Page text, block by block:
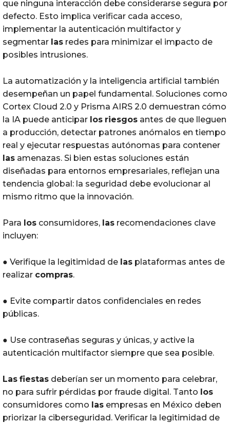
que ninguna interacción debe considerarse segura por
defecto. Esto implica verificar cada acceso,
implementar la autenticación multifactor y
segmentar las redes para minimizar el impacto de
posibles intrusiones.
La automatización y la inteligencia artificial también
desempeñan un papel fundamental. Soluciones como
Cortex Cloud 2.0 y Prisma AIRS 2.0 demuestran cómo
la IA puede anticipar los riesgos antes de que lleguen
a producción, detectar patrones anómalos en tiempo
real y ejecutar respuestas autónomas para contener
las amenazas. Si bien estas soluciones están
diseñadas para entornos empresariales, reflejan una
tendencia global: la seguridad debe evolucionar al
mismo ritmo que la innovación.
Para los consumidores, las recomendaciones clave
incluyen:
● Verifique la legitimidad de las plataformas antes de
realizar compras.
● Evite compartir datos confidenciales en redes
públicas.
● Use contraseñas seguras y únicas, y active la
autenticación multifactor siempre que sea posible.
Las fiestas deberían ser un momento para celebrar,
no para sufrir pérdidas por fraude digital. Tanto los
consumidores como las empresas en México deben
priorizar la ciberseguridad. Verificar la legitimidad de